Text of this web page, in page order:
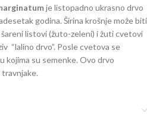
je listopadno ukrasno drvo
godina. Širina krošnje može biti
listovi (žuto-zeleni) i žuti cvetovi
“lalino drvo”. Posle cvetova se
kojima su semenke. Ovo drvo
travnjake.